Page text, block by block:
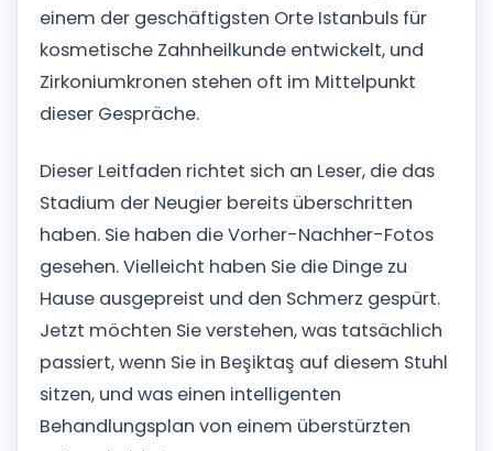
einem der geschäftigsten Orte Istanbuls für
kosmetische Zahnheilkunde entwickelt, und
Zirkoniumkronen stehen oft im Mittelpunkt
dieser Gespräche.
Dieser Leitfaden richtet sich an Leser, die das
Stadium der Neugier bereits überschritten
haben. Sie haben die Vorher-Nachher-Fotos
gesehen. Vielleicht haben Sie die Dinge zu
Hause ausgepreist und den Schmerz gespürt.
Jetzt möchten Sie verstehen, was tatsächlich
passiert, wenn Sie in Beşiktaş auf diesem Stuhl
sitzen, und was einen intelligenten
Behandlungsplan von einem überstürzten